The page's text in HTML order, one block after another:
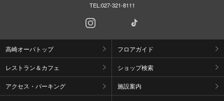
TEL:027-321-8111
高崎オーパトップ フロアガイド
レストラン＆カフェ ショップ検索
アクセス・パーキング 施設案内